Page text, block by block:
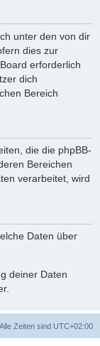
unter den von dir
dies zur
erforderlich
dich
Bereich
die die phpBB-
Bereichen
verarbeitet, wird
Daten über
deiner Daten
Alle Zeiten sind UTC+02:00